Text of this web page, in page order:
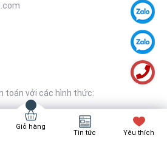
toán với các hình thức:
Giỏ hàng
Tin tức Yêu thích